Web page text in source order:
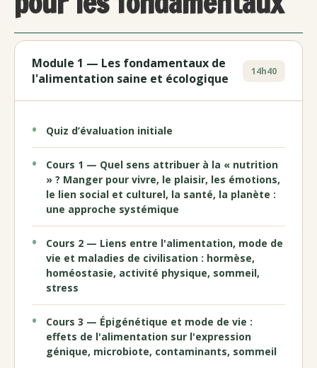
Module 1 — Les fondamentaux de
l'alimentation saine et écologique
14h40
Quiz d’évaluation initiale
Cours 1 — Quel sens attribuer à la « nutrition
» ? Manger pour vivre, le plaisir, les émotions,
le lien social et culturel, la santé, la planète :
une approche systémique
Cours 2 — Liens entre l'alimentation, mode de
vie et maladies de civilisation : hormèse,
homéostasie, activité physique, sommeil,
stress
Cours 3 — Épigénétique et mode de vie :
effets de l'alimentation sur l'expression
génique, microbiote, contaminants, sommeil